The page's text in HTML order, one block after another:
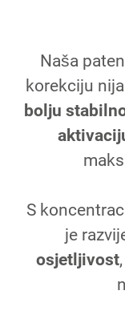
Naša
korekciju
bolju
S
je
osjetljivost